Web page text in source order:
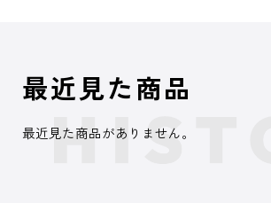
最近見た商品
最近見た商品がありません。